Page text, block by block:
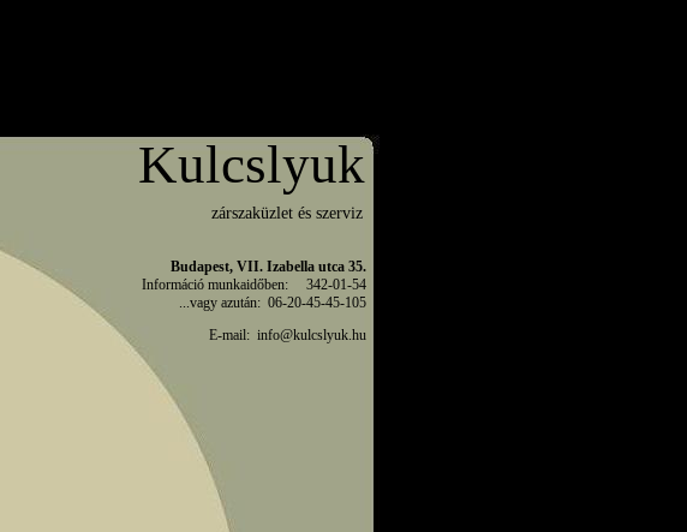
Kulcslyuk
zárszaküzlet és szerviz
Budapest, VII. Izabella utca 35.
Információ munkaidőben:     342-01-54
...vagy azután:  06-20-45-45-105
E-mail: info@kulcslyuk.hu